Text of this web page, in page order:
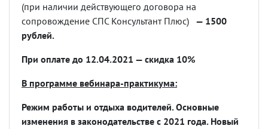
(при наличии действующего договора на
сопровождение СПС Консультант Плюс) — 1500
рублей.
При оплате до 12.04.2021 — скидка 10%
В программе вебинара-практикума:
Режим работы и отдыха водителей. Основные
изменения в законодательстве с 2021 года. Новый